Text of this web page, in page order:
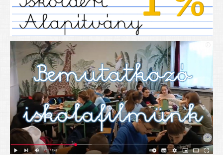
EFOP 325
TÁMOP
TIOP
Határtalanul
Névadónk
UNESCO Társult Iskola
Sportversenyek
Tanulmányi versenyek
Alapítványunk